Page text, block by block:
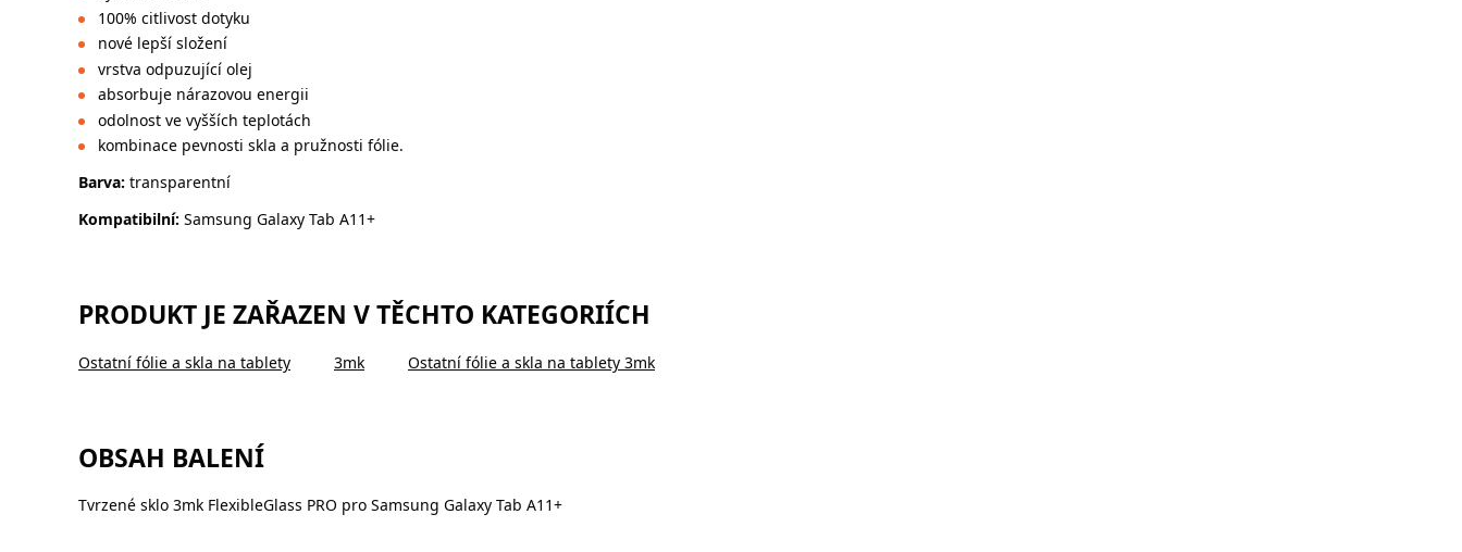
100% citlivost dotyku
nové lepší složení
vrstva odpuzující olej
absorbuje nárazovou energii
odolnost ve vyšších teplotách
kombinace pevnosti skla a pružnosti fólie.
Barva: transparentní
Kompatibilní: Samsung Galaxy Tab A11+
PRODUKT JE ZAŘAZEN V TĚCHTO KATEGORIÍCH
Ostatní fólie a skla na tablety 3mk Ostatní fólie a skla na tablety 3mk
OBSAH BALENÍ
Tvrzené sklo 3mk FlexibleGlass PRO pro Samsung Galaxy Tab A11+